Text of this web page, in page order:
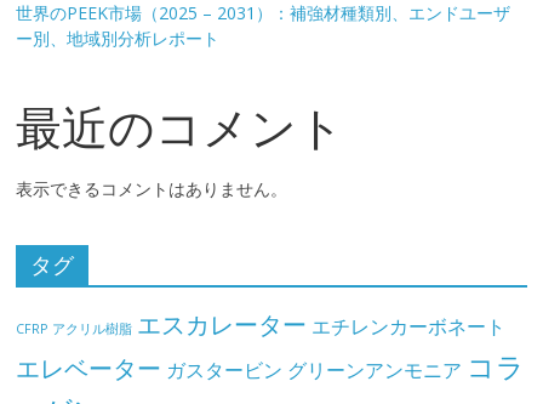
世界のPEEK市場（2025 – 2031）：補強材種類別、エンドユーザ
ー別、地域別分析レポート
最近のコメント
表示できるコメントはありません。
タグ
CFRP アクリル樹脂 エスカレーター エチレンカーボネート
エレベーター ガスタービン グリーンアンモニア コラ